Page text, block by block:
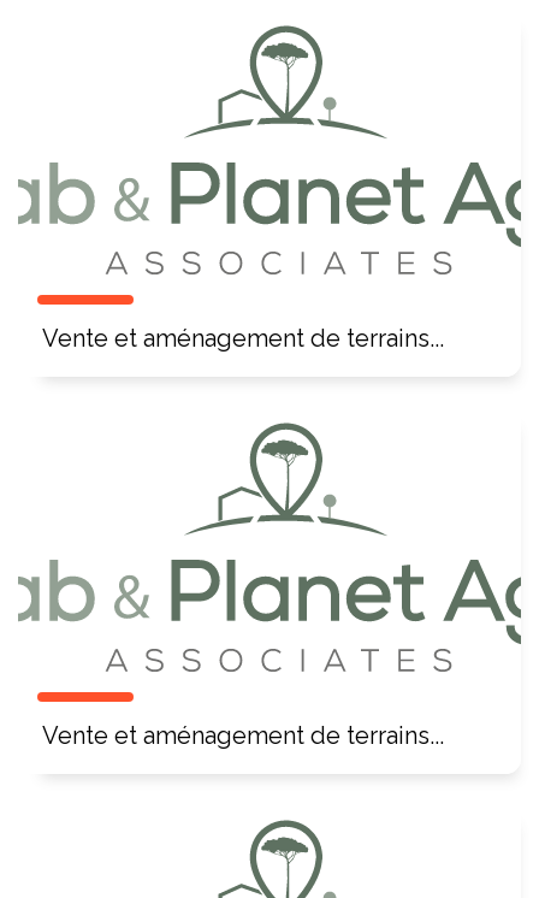
Vente et aménagement de terrains...
Vente et aménagement de terrains...